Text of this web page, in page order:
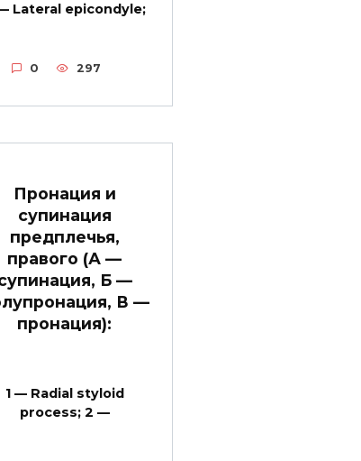
Lateral epicondyle;
0 297
Пронация и
супинация
предплечья,
правого (А —
Б —
В —
пронация):
1 — Radial styloid
process; 2 —